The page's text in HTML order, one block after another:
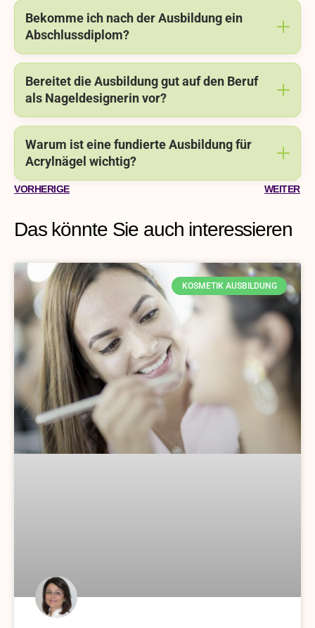
Bekomme ich nach der Ausbildung ein
Abschlussdiplom?
Bereitet die Ausbildung gut auf den Beruf
als Nageldesignerin vor?
Warum ist eine fundierte Ausbildung für
Acrylnägel wichtig?
VORHERIGE WEITER
Das könnte Sie auch interessieren
KOSMETIK AUSBILDUNG